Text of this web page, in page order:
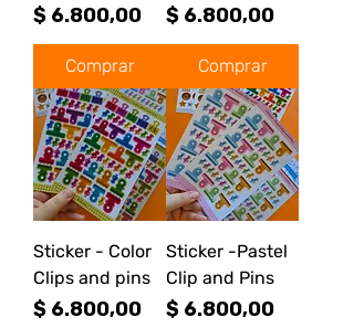
Precio
$ 6.800,00
Comprar
Precio
$ 6.800,00
Comprar
Sticker - Color
Clips and pins
Precio
$ 6.800,00
Sticker -Pastel
Clip and Pins
Precio
$ 6.800,00